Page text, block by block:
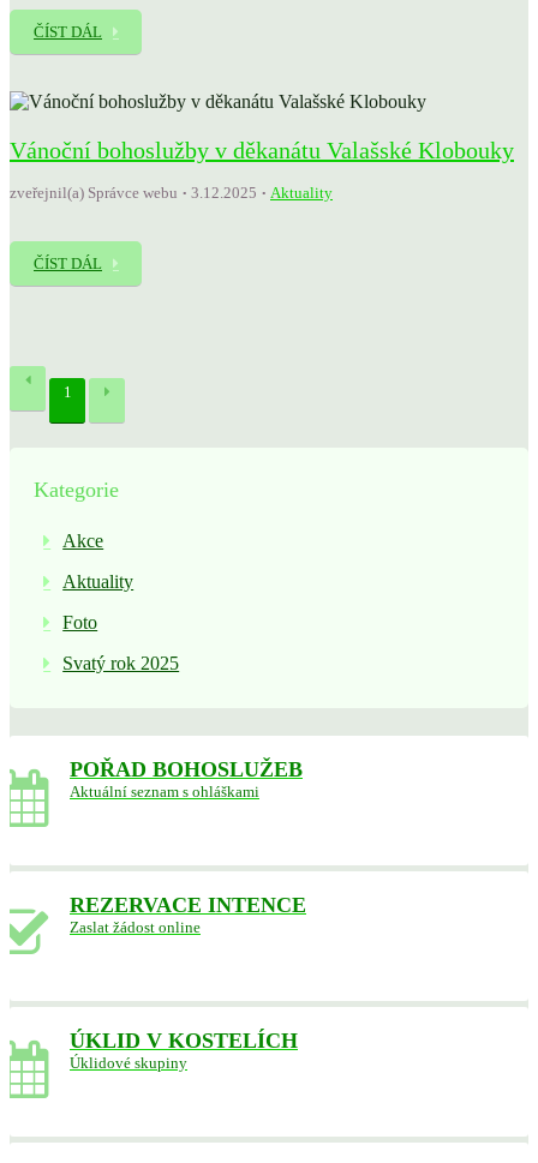
ČÍST DÁL
Vánoční bohoslužby v děkanátu Valašské Klobouky
zveřejnil(a) Správce webu 3.12.2025 Aktuality
ČÍST DÁL
1
Kategorie
Akce
Aktuality
Foto
Svatý rok 2025
POŘAD BOHOSLUŽEB
Aktuální seznam s ohláškami
REZERVACE INTENCE
Zaslat žádost online
ÚKLID V KOSTELÍCH
Úklidové skupiny